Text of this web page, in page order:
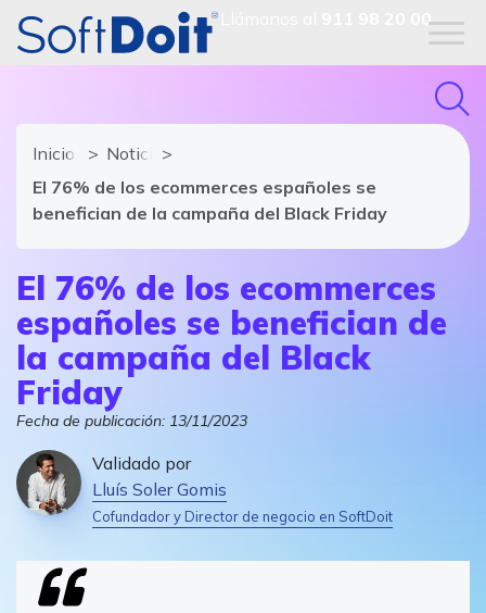
911 98 20 00
Inicio
Noticias de software y TIC
El 76% de los ecommerces españoles se
benefician de la campaña del Black Friday
El 76% de los ecommerces
españoles se benefician de
la campaña del Black
Friday
Fecha de publicación: 13/11/2023
Validado por
Lluís Soler Gomis
Cofundador y Director de negocio en SoftDoit